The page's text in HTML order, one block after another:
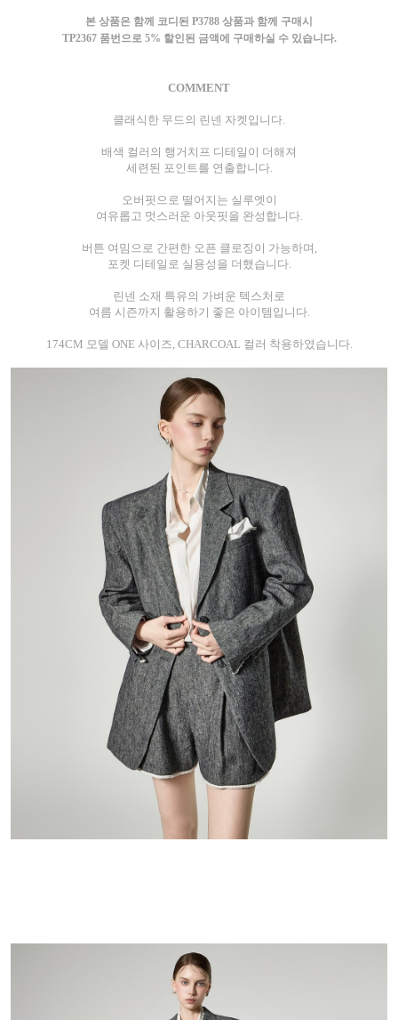
본 상품은 함께 코디된 P3788 상품과 함께 구매시
TP2367 품번으로 5% 할인된 금액에 구매하실 수 있습니다.
COMMENT
클래식한 무드의 린넨 자켓입니다.
배색 컬러의 행거치프 디테일이 더해져
세련된 포인트를 연출합니다.
오버핏으로 떨어지는 실루엣이
여유롭고 멋스러운 아웃핏을 완성합니다.
버튼 여밈으로 간편한 오픈 클로징이 가능하며,
포켓 디테일로 실용성을 더했습니다.
린넨 소재 특유의 가벼운 텍스처로
여름 시즌까지 활용하기 좋은 아이템입니다.
174CM 모델 ONE 사이즈, CHARCOAL 컬러 착용하였습니다.